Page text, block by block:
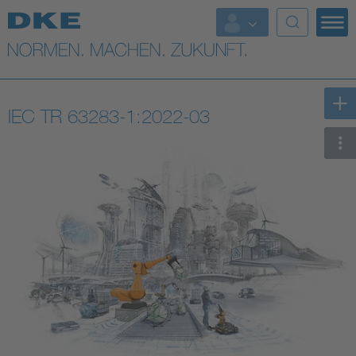
Top-Themen
VDE Fokusthemen
Digital Security
Industry
Living
IEC TR 63283-1:2022-03